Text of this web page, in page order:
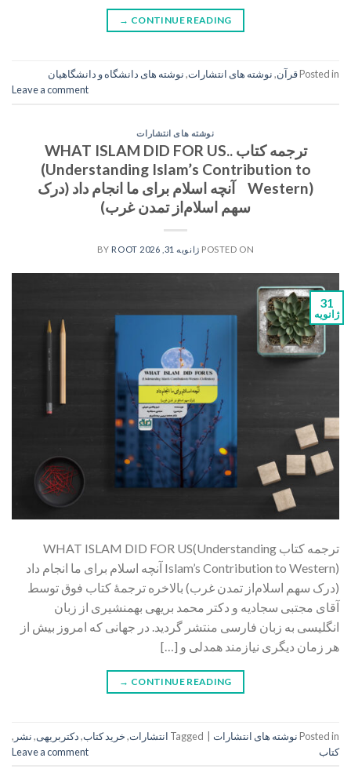
CONTINUE READING
→
Posted inقرآن,نوشته های انتشارات,نوشته های دانشگاه و دانشگاهیان
Leave a comment
نوشته های انتشارات
ترجمه کتاب .WHAT ISLAM DID FOR US.
(Understanding Islam’s Contribution to
Western) آنچه اسلام برای ما انجام داد (درک
سهم اسلام‌از تمدن غرب)
POSTED ON ژانویه 31, 2026 ROOT
31
ژانویه
ترجمه کتاب WHAT ISLAM DID FOR US(Understanding
Islam’s Contribution to Western) آنچه اسلام برای ما انجام داد
(درک سهم اسلام‌از تمدن غرب) بالاخره ترجمۀ کتاب فوق توسط
آقای مجتبی سجادیه و دکتر محمد بریهی بهمنشیری از زبان
انگلیسی به زبان فارسی منتشر گردید. در جهانی که امروز بیش از
هر زمان دیگری نیازمند همدلی و […]
CONTINUE READING
→
Posted inنوشته های انتشارات Tagged انتشارات,خرید کتاب,دکتربریهی,نشر ,
کتاب
Leave a comment